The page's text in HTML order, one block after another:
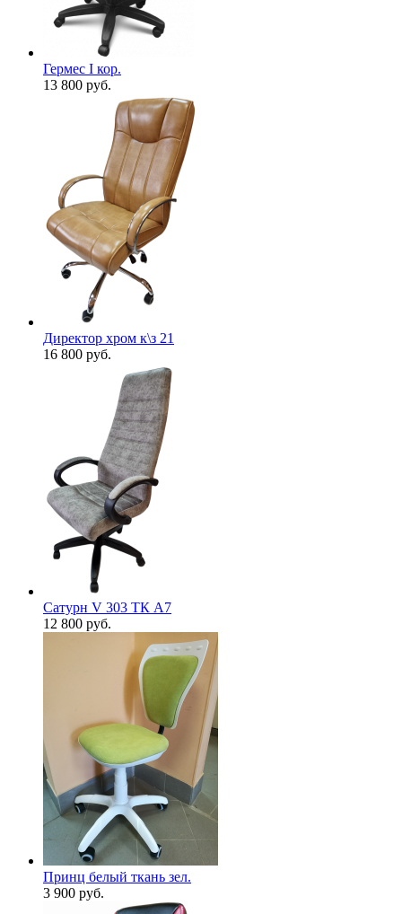
Гермес I кор.
13 800 руб.
Директор хром к\з 21
16 800 руб.
Сатурн V 303 ТК А7
12 800 руб.
Принц белый ткань зел.
3 900 руб.